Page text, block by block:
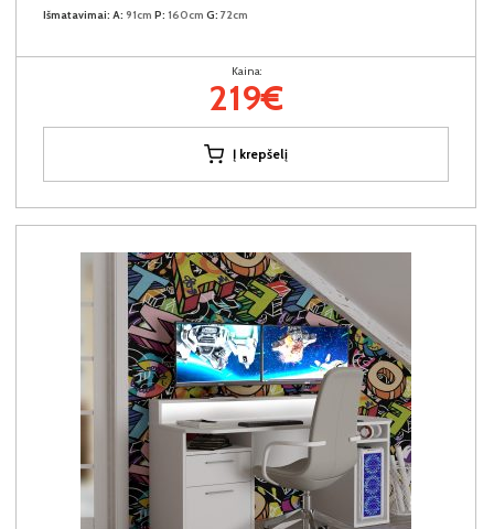
Išmatavimai: A: 91cm P: 160cm G: 72cm
Kaina:
219€
Į krepšelį